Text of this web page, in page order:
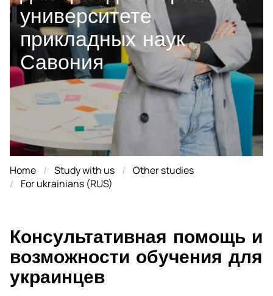
университете
прикладных наук
Савония
Home Study with us
Other studies
For ukrainians (RUS)
Консультативная помощь и
возможности обучения для
украинцев